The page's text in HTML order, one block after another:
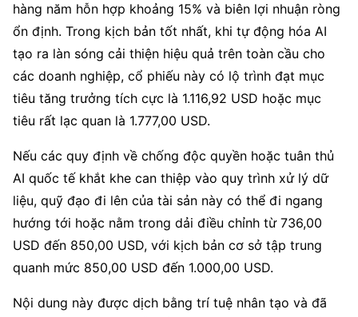
hàng năm hỗn hợp khoảng 15% và biên lợi nhuận ròng
ổn định. Trong kịch bản tốt nhất, khi tự động hóa AI
tạo ra làn sóng cải thiện hiệu quả trên toàn cầu cho
các doanh nghiệp, cổ phiếu này có lộ trình đạt mục
tiêu tăng trưởng tích cực là 1.116,92 USD hoặc mục
tiêu rất lạc quan là 1.777,00 USD.
Nếu các quy định về chống độc quyền hoặc tuân thủ
AI quốc tế khắt khe can thiệp vào quy trình xử lý dữ
liệu, quỹ đạo đi lên của tài sản này có thể đi ngang
hướng tới hoặc nằm trong dải điều chỉnh từ 736,00
USD đến 850,00 USD, với kịch bản cơ sở tập trung
quanh mức 850,00 USD đến 1.000,00 USD.
Nội dung này được dịch bằng trí tuệ nhân tạo và đã